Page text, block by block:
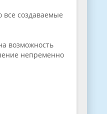
все создаваемые
возможность
непременно